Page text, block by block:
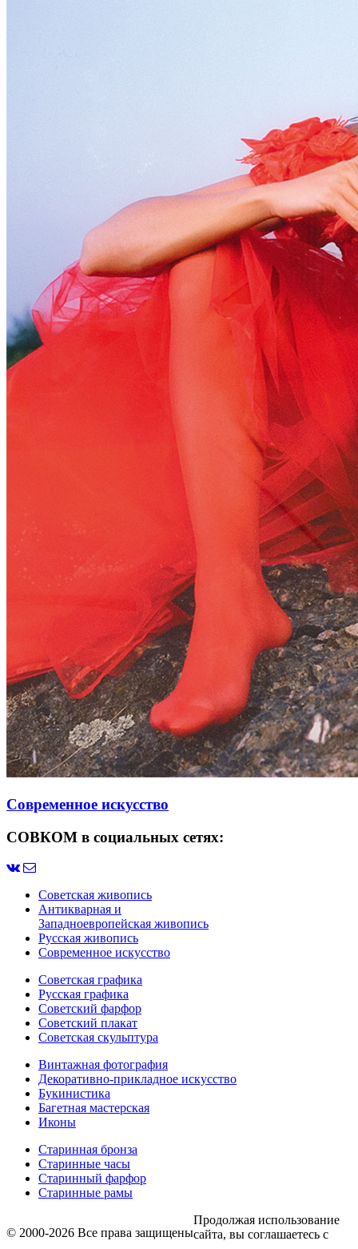
Современное искусство
СОВКОМ в социальных сетях:
Советская живопись
Антикварная и
Западноевропейская живопись
Русская живопись
Современное искусство
Советская графика
Русская графика
Советский фарфор
Советский плакат
Советская скульптура
Винтажная фотография
Декоративно-прикладное искусство
Букинистика
Багетная мастерская
Иконы
Старинная бронза
Старинные часы
Старинный фарфор
Старинные рамы
© 2000-2026 Все права защищены
Продолжая использование
сайта, вы соглашаетесь с